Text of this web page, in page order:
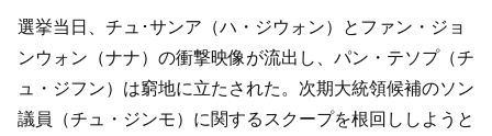
選挙当日、チュ･サンア（ハ・ジウォン）とファン・ジョ
ンウォン（ナナ）の衝撃映像が流出し、パン・テソプ（チ
ュ・ジフン）は窮地に立たされた。次期大統領候補のソン
議員（チュ・ジンモ）に関するスクープを根回ししようと